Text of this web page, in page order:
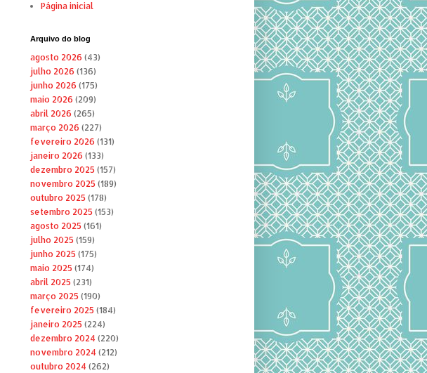
Página inicial
Arquivo do blog
agosto 2026 (43)
julho 2026 (136)
junho 2026 (175)
maio 2026 (209)
abril 2026 (265)
março 2026 (227)
fevereiro 2026 (131)
janeiro 2026 (133)
dezembro 2025 (157)
novembro 2025 (189)
outubro 2025 (178)
setembro 2025 (153)
agosto 2025 (161)
julho 2025 (159)
junho 2025 (175)
maio 2025 (174)
abril 2025 (231)
março 2025 (190)
fevereiro 2025 (184)
janeiro 2025 (224)
dezembro 2024 (220)
novembro 2024 (212)
outubro 2024 (262)